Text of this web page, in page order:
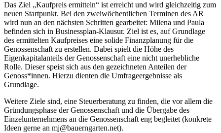
Das Ziel „Kaufpreis ermitteln“ ist erreicht und wird gleichzeitig zum
neuen Startpunkt. Bei den zweiwöchentlichen Terminen des AR
wird nun an den nächsten Schritten gearbeitet: Milena und Paula
befinden sich in Businessplan-Klausur. Ziel ist es, auf Grundlage
des ermittelten Kaufpreises eine solide Finanzplanung für die
Genossenschaft zu erstellen. Dabei spielt die Höhe des
Eigenkapitalanteils der Genossenschaft eine nicht unerhebliche
Rolle. Dieser speist sich aus den gezeichneten Anteilen der
Genoss*innen. Hierzu dienten die Umfrageergebnisse als
Grundlage.
Weitere Ziele sind, eine Steuerberatung zu finden, die vor allem die
Gründungsphase der Genossenschaft und die Übergabe des
Einzelunternehmens an die Genossenschaft eng begleitet (konkrete
Ideen gerne an mj@bauerngarten.net).